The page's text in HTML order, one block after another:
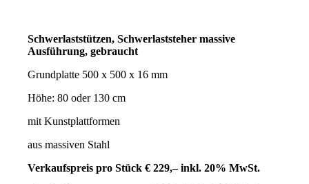
Schwerlaststützen, Schwerlaststeher massive
Ausführung, gebraucht
Grundplatte 500 x 500 x 16 mm
Höhe: 80 oder 130 cm
mit Kunstplattformen
aus massiven Stahl
Verkaufspreis pro Stück € 229,– inkl. 20% MwSt.